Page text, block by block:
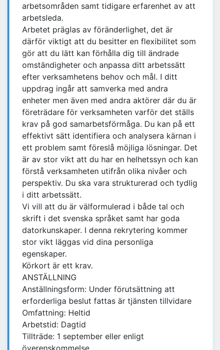
arbetsområden samt tidigare erfarenhet av att
arbetsleda.
Arbetet präglas av föränderlighet, det är
därför viktigt att du besitter en flexibilitet som
gör att du lätt kan förhålla dig till ändrade
omständigheter och anpassa ditt arbetssätt
efter verksamhetens behov och mål. I ditt
uppdrag ingår att samverka med andra
enheter men även med andra aktörer där du är
företrädare för verksamheten varför det ställs
krav på god samarbetsförmåga. Du kan på ett
effektivt sätt identifiera och analysera kärnan i
ett problem samt föreslå möjliga lösningar. Det
är av stor vikt att du har en helhetssyn och kan
förstå verksamheten utifrån olika nivåer och
perspektiv. Du ska vara strukturerad och tydlig
i ditt arbetssätt.
Vi vill att du är välformulerad i både tal och
skrift i det svenska språket samt har goda
datorkunskaper. I denna rekrytering kommer
stor vikt läggas vid dina personliga
egenskaper.
Körkort är ett krav.
ANSTÄLLNING
Anställningsform: Under förutsättning att
erforderliga beslut fattas är tjänsten tillvidare
Omfattning: Heltid
Arbetstid: Dagtid
Tillträde: 1 september eller enligt